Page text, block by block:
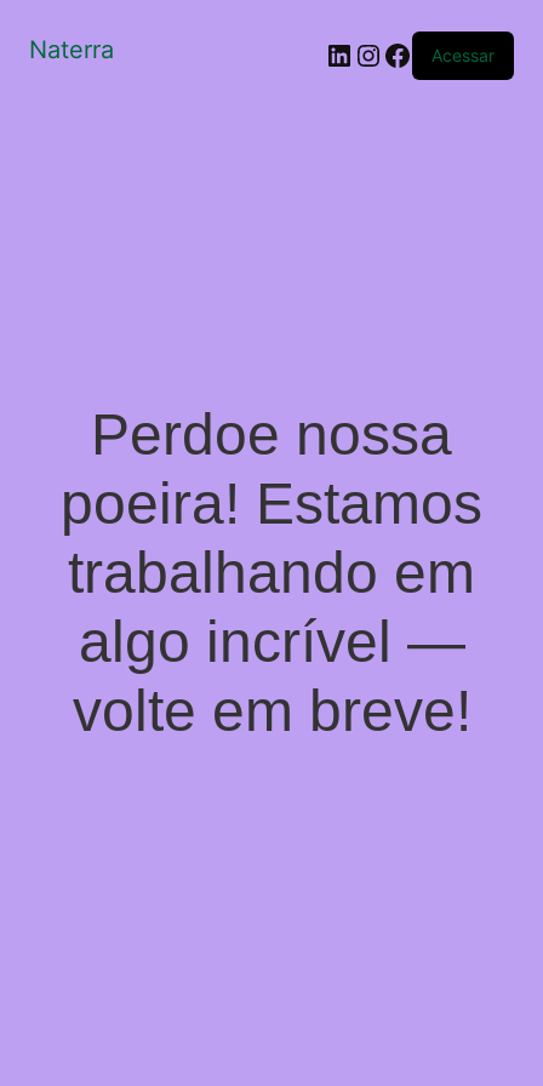
Naterra LinkedIn
Instagram
Facebook
Acessar
Perdoe nossa
poeira! Estamos
trabalhando em
algo incrível —
volte em breve!